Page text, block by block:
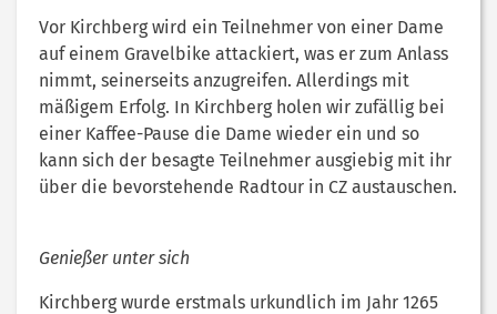
Vor Kirchberg wird ein Teilnehmer von einer Dame
auf einem Gravelbike attackiert, was er zum Anlass
nimmt, seinerseits anzugreifen. Allerdings mit
mäßigem Erfolg. In Kirchberg holen wir zufällig bei
einer Kaffee-Pause die Dame wieder ein und so
kann sich der besagte Teilnehmer ausgiebig mit ihr
über die bevorstehende Radtour in CZ austauschen.
Genießer unter sich
Kirchberg wurde erstmals urkundlich im Jahr 1265